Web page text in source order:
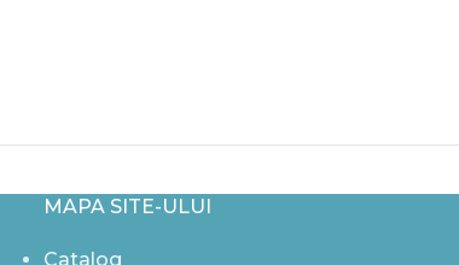
MAPA SITE-ULUI
Catalog